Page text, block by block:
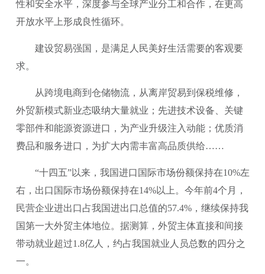
性和安全水平，深度参与全球产业分工和合作，在更高
开放水平上形成良性循环。
建设贸易强国，是满足人民美好生活需要的客观要
求。
从跨境电商到仓储物流，从离岸贸易到保税维修，
外贸新模式新业态吸纳大量就业；先进技术设备、关键
零部件和能源资源进口，为产业升级注入动能；优质消
费品和服务进口，为扩大内需丰富高品质供给……
“十四五”以来，我国进口国际市场份额保持在10%左
右，出口国际市场份额保持在14%以上。今年前4个月，
民营企业进出口占我国进出口总值的57.4%，继续保持我
国第一大外贸主体地位。据测算，外贸主体直接和间接
带动就业超过1.8亿人，约占我国就业人员总数的四分之
一。